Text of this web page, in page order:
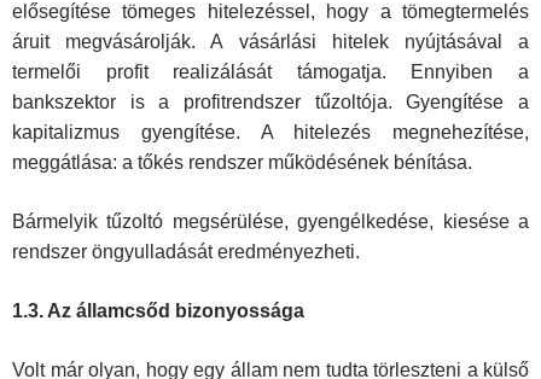
elősegítése tömeges hitelezéssel, hogy a tömegterme­lés
áruit megvásárolják. A vásárlási hitelek nyújtásával a
termelői profit realizálását támogatja. Ennyiben a
bankszektor is a profitrendszer tűzol­tója. Gyengítése a
kapitalizmus gyengítése. A hitelezés megnehezítése,
meggátlása: a tőkés rendszer működésének bénítása.
Bármelyik tűzoltó megsérülése, gyengélkedése, kiesése a
rendszer öngyulladását eredményezheti.
1.3. Az államcsőd bizonyossága
Volt már olyan, hogy egy állam nem tudta törleszteni a külső